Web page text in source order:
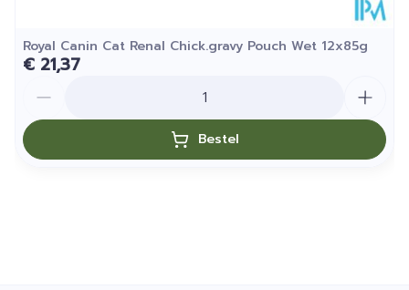
Royal Canin Cat Renal Chick.gravy Pouch Wet 12x85g
€ 21,37
Bestel